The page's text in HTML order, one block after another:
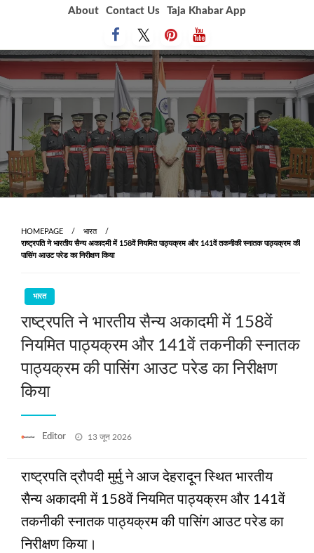
About Contact Us Taja Khabar App
HOMEPAGE
भारत
राष्ट्रपति ने भारतीय सैन्य अकादमी में 158वें नियमित पाठ्यक्रम और 141वें तकनीकी स्नातक पाठ्यक्रम की
पासिंग आउट परेड का निरीक्षण किया
भारत
राष्ट्रपति ने भारतीय सैन्य अकादमी में 158वें
नियमित पाठ्यक्रम और 141वें तकनीकी स्नातक
पाठ्यक्रम की पासिंग आउट परेड का निरीक्षण
किया
Editor
Posted
13 जून 2026
राष्ट्रपति द्रौपदी मुर्मु ने आज देहरादून स्थित भारतीय
सैन्य अकादमी में 158वें नियमित पाठ्यक्रम और 141वें
तकनीकी स्नातक पाठ्यक्रम की पासिंग आउट परेड का
निरीक्षण किया।